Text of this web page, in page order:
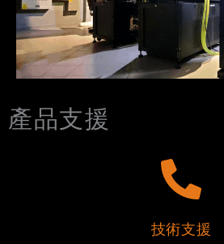
產品支援
技術支援